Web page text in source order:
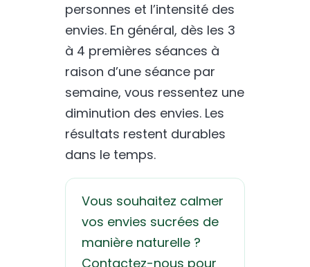
personnes et l’intensité des
envies. En général, dès les 3
à 4 premières séances à
raison d’une séance par
semaine, vous ressentez une
diminution des envies. Les
résultats restent durables
dans le temps.
Vous souhaitez calmer
vos envies sucrées de
manière naturelle ?
Contactez-nous pour